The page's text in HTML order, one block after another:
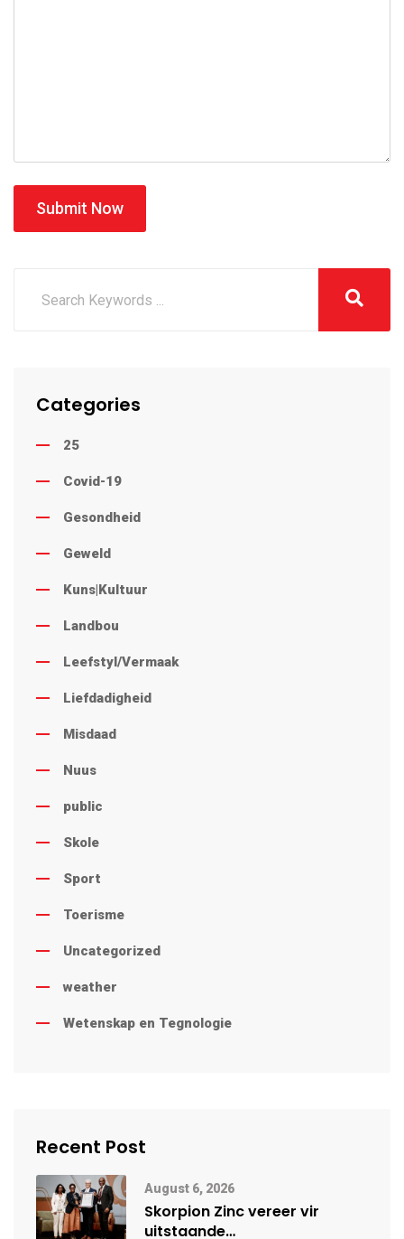
Submit Now
Categories
25
Covid-19
Gesondheid
Geweld
Kuns|Kultuur
Landbou
Leefstyl/Vermaak
Liefdadigheid
Misdaad
Nuus
public
Skole
Sport
Toerisme
Uncategorized
weather
Wetenskap en Tegnologie
Recent Post
August 6, 2026
Skorpion Zinc vereer vir
uitstaande